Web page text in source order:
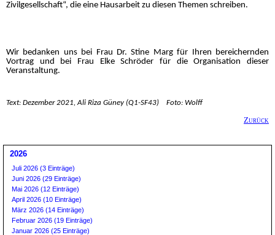
Zivilgesellschaft“, die eine Hausarbeit zu diesen Themen schreiben.
Wir bedanken uns bei Frau Dr. Stine Marg für Ihren bereichernden
Vortrag und bei Frau Elke Schröder für die Organisation dieser
Veranstaltung.
Text: Dezember 2021, Ali Riza Güney (Q1-SF43) Foto: Wolff
Zurück
2026
Juli 2026 (3 Einträge)
Juni 2026 (29 Einträge)
Mai 2026 (12 Einträge)
April 2026 (10 Einträge)
März 2026 (14 Einträge)
Februar 2026 (19 Einträge)
Januar 2026 (25 Einträge)